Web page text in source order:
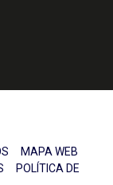
MAPA WEB
POLÍTICA DE